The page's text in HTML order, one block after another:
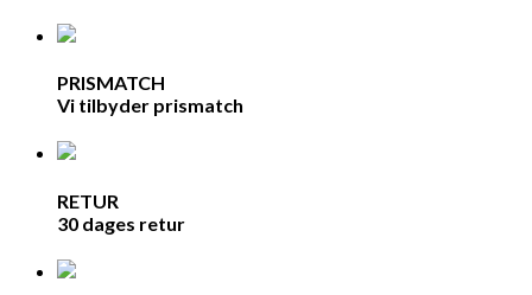
PRISMATCH
Vi tilbyder prismatch
RETUR
30 dages retur